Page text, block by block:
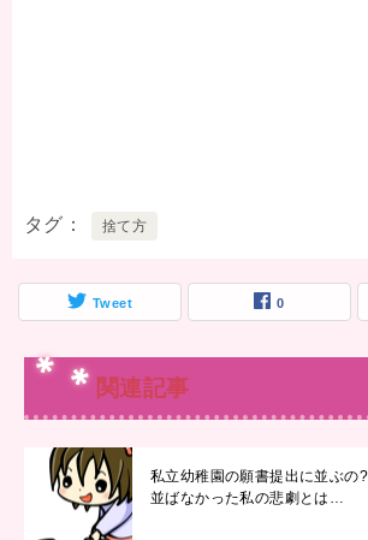
タグ 捨て方
Tweet 0
関連記事
私立幼稚園の願書提出に並ぶの
並ばなかった私の悲劇とは…